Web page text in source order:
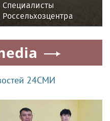
Специалисты
Россельхозцентра
Подмосковья провели
апробацию новых
сортов злаковых
24СМИ